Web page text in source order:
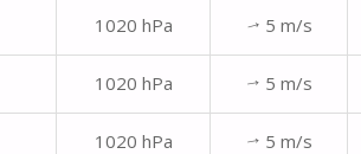
1020 hPa ↑5 m/s
1020 hPa ↑5 m/s
1020 hPa ↑5 m/s